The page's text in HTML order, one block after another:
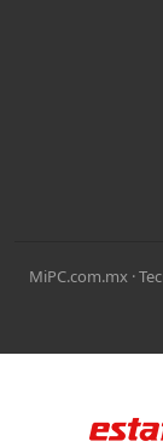
MiPC.com.mx ·